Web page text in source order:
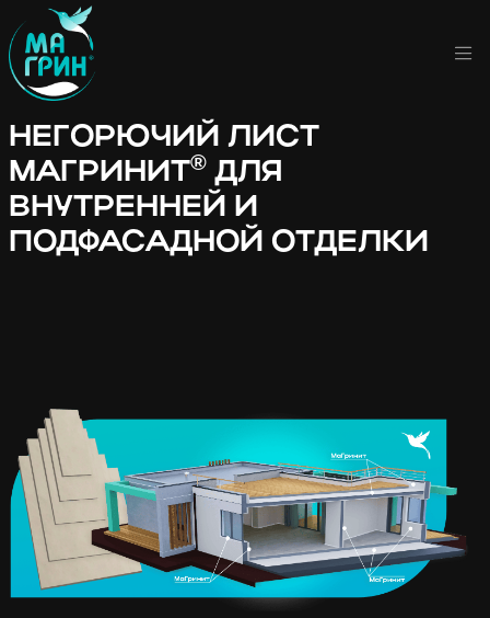
НЕГОРЮЧИЙ ЛИСТ
МАГРИНИТ®ДЛЯ
ВНУТРЕННЕЙ И
ПОДФАСАДНОЙ ОТДЕЛКИ